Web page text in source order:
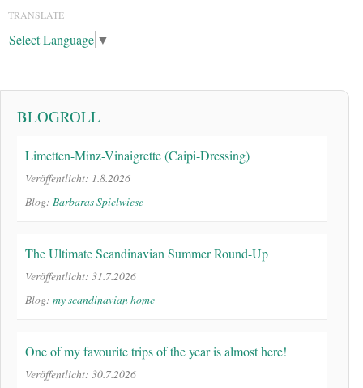
TRANSLATE
Select Language ▼
BLOGROLL
Limetten-Minz-Vinaigrette (Caipi-Dressing)
Veröffentlicht: 1.8.2026
Blog: Barbaras Spielwiese
The Ultimate Scandinavian Summer Round-Up
Veröffentlicht: 31.7.2026
Blog: my scandinavian home
One of my favourite trips of the year is almost here!
Veröffentlicht: 30.7.2026